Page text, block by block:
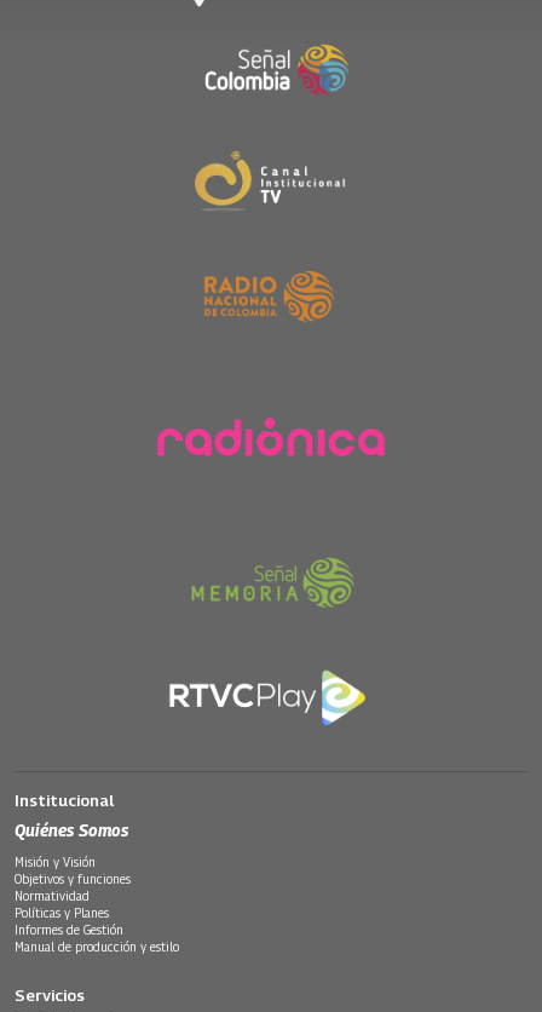
Institucional
Quiénes Somos
Misión y Visión
Objetivos y funciones
Normatividad
Políticas y Planes
Informes de Gestión
Manual de producción y estilo
Servicios